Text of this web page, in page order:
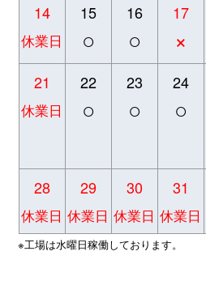
14
休業日
15
○
16
○
17
×
21
休業日
22
○
23
○
24
○
28
休業日
29
休業日
30
休業日
31
休業日
※工場は水曜日稼働しております。